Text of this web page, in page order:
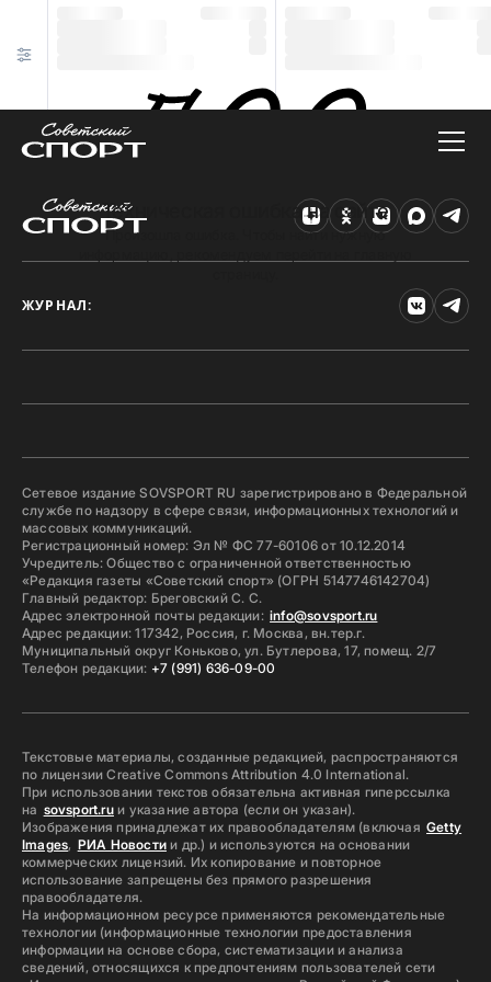
Техническая ошибка на сайте
Произошла ошибка. Чтобы найти нужную
ЖУРНАЛ:
Сетевое издание SOVSPORT RU зарегистрировано в Федеральной
службе по надзору в сфере связи, информационных технологий и
массовых коммуникаций.
Регистрационный номер: Эл № ФС 77-60106 от 10.12.2014
Учредитель: Общество с ограниченной ответственностью
«Редакция газеты «Советский спорт» (ОГРН 5147746142704)
Главный редактор: Бреговский С. С.
Адрес электронной почты редакции: info@sovsport.ru
Адрес редакции: 117342, Россия, г. Москва, вн.тер.г.
Муниципальный округ Коньково, ул. Бутлерова, 17, помещ. 2/7
Телефон редакции: +7 (991) 636-09-00
Текстовые материалы, созданные редакцией, распространяются
по лицензии Creative Commons Attribution 4.0 International.
При использовании текстов обязательна активная гиперссылка
на sovsport.ruи указание автора (если он указан).
Изображения принадлежат их правообладателям (включая Getty
Images, РИА Новостии др.) и используются на основании
коммерческих лицензий. Их копирование и повторное
использование запрещены без прямого разрешения
правообладателя.
На информационном ресурсе применяются рекомендательные
технологии (информационные технологии предоставления
информации на основе сбора, систематизации и анализа
сведений, относящихся к предпочтениям пользователей сети